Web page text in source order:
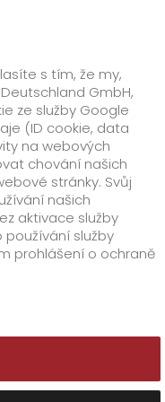
+
+
2023
s tím, že my,
GmbH,
ze služby Google
(ID cookie, data
na webových
chování našich
stránky. Svůj
našich
aktivace služby
používání služby
prohlášení o ochraně